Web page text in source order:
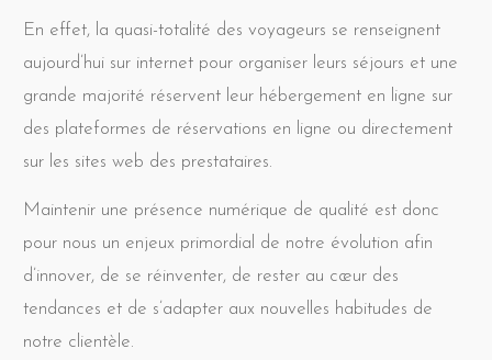
En effet, la quasi-totalité des voyageurs se renseignent
aujourd’hui sur internet pour organiser leurs séjours et une
grande majorité réservent leur hébergement en ligne sur
des plateformes de réservations en ligne ou directement
sur les sites web des prestataires.
Maintenir une présence numérique de qualité est donc
pour nous un enjeux primordial de notre évolution afin
d’innover, de se réinventer, de rester au cœur des
tendances et de s’adapter aux nouvelles habitudes de
notre clientèle.